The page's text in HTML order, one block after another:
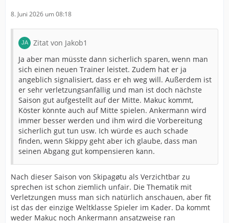
8. Juni 2026 um 08:18
Zitat von Jakob1
Ja aber man müsste dann sicherlich sparen, wenn man
sich einen neuen Trainer leistet. Zudem hat er ja
angeblich signalisiert, dass er eh weg will. Außerdem ist
er sehr verletzungsanfällig und man ist doch nächste
Saison gut aufgestellt auf der Mitte. Makuc kommt,
Köster könnte auch auf Mitte spielen. Ankermann wird
immer besser werden und ihm wird die Vorbereitung
sicherlich gut tun usw. Ich würde es auch schade
finden, wenn Skippy geht aber ich glaube, dass man
seinen Abgang gut kompensieren kann.
Nach dieser Saison von Skipagøtu als Verzichtbar zu
sprechen ist schon ziemlich unfair. Die Thematik mit
Verletzungen muss man sich natürlich anschauen, aber fit
ist das der einzige Weltklasse Spieler im Kader. Da kommt
weder Makuc noch Ankermann ansatzweise ran